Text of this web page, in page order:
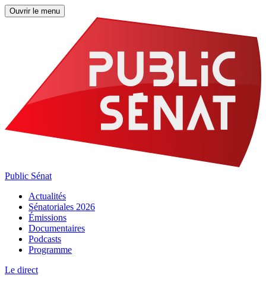
Ouvrir le menu
Public Sénat
Actualités
Sénatoriales 2026
Émissions
Documentaires
Podcasts
Programme
Le direct